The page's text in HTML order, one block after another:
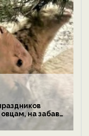
на забаву
— новости